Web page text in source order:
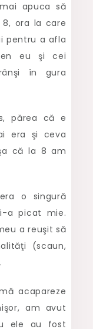
apuca să
ora la care
pentru a afla
eu şi cei
în gura
părea că e
era şi ceva
că la 8 am
o singură
a picat mie.
a reuşit să
(scaun,
acapareze
am avut
ele au fost